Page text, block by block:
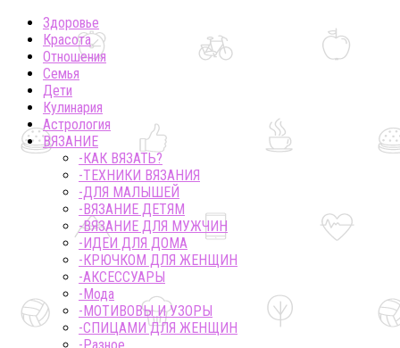
Здоровье
Красота
Отношения
Семья
Дети
Кулинария
Астрология
ВЯЗАНИЕ
-КАК ВЯЗАТЬ?
-ТЕХНИКИ ВЯЗАНИЯ
-ДЛЯ МАЛЫШЕЙ
-ВЯЗАНИЕ ДЕТЯМ
-ВЯЗАНИЕ ДЛЯ МУЖЧИН
-ИДЕИ ДЛЯ ДОМА
-КРЮЧКОМ ДЛЯ ЖЕНЩИН
-AКСЕССУАРЫ
-Мода
-МОТИВОВЫ И УЗОРЫ
-СПИЦАМИ ДЛЯ ЖЕНЩИН